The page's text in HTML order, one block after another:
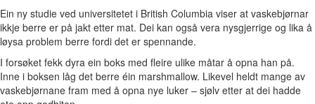
Ein ny studie ved universitetet i British Columbia viser at vaskebjørnar
ikkje berre er på jakt etter mat. Dei kan også vera nysgjerrige og lika å
løysa problem berre fordi det er spennande.
I forsøket fekk dyra ein boks med fleire ulike måtar å opna han på.
Inne i boksen låg det berre éin marshmallow. Likevel heldt mange av
vaskebjørnane fram med å opna nye luker – sjølv etter at dei hadde